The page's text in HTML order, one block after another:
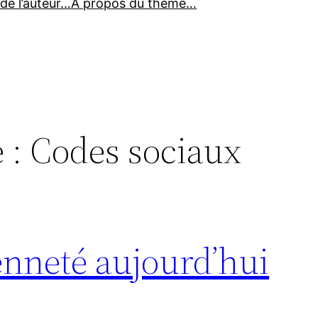
l’auteur…À propos du thème…
: Codes sociaux
aujourd’hui